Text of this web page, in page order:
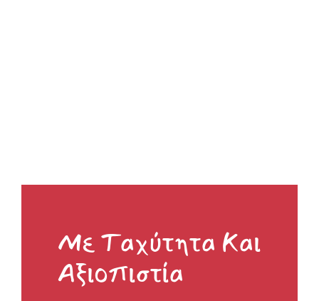
Με Ταχύτητα Και
Αξιοπιστία